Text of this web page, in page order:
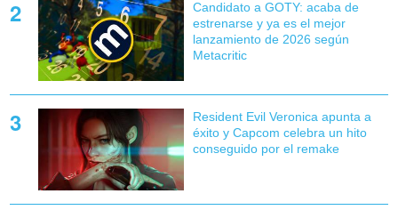
Candidato a GOTY: acaba de
estrenarse y ya es el mejor
lanzamiento de 2026 según
Metacritic
Resident Evil Veronica apunta a
éxito y Capcom celebra un hito
conseguido por el remake